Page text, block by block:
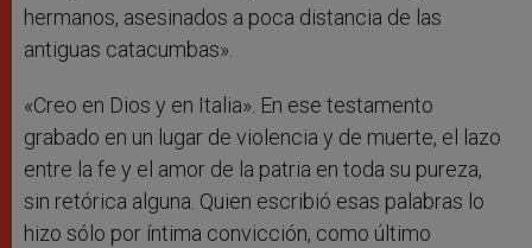
hermanos, asesinados a poca distancia de las
antiguas catacumbas».
«Creo en Dios y en Italia». En ese testamento
grabado en un lugar de violencia y de muerte, el lazo
entre la fe y el amor de la patria en toda su pureza,
sin retórica alguna. Quien escribió esas palabras lo
hizo sólo por íntima convicción, como último